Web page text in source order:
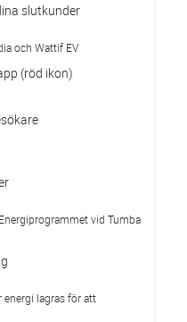
slutkunder
och Wattif EV
(röd ikon)
vid Tumba
lagras för att